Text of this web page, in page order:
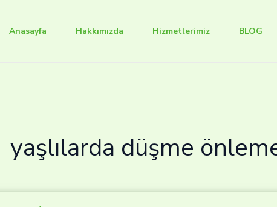
Anasayfa Hakkımızda Hizmetlerimiz BLOG
yaşlılarda düşme